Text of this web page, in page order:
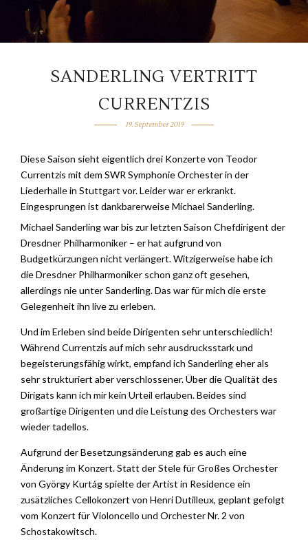
SANDERLING VERTRITT
CURRENTZIS
19. September 2019
Diese Saison sieht eigentlich drei Konzerte von Teodor
Currentzis mit dem SWR Symphonie Orchester in der
Liederhalle in Stuttgart vor. Leider war er erkrankt.
Eingesprungen ist dankbarerweise Michael Sanderling.
Michael Sanderling war bis zur letzten Saison Chefdirigent der
Dresdner Philharmoniker – er hat aufgrund von
Budgetkürzungen nicht verlängert. Witzigerweise habe ich
die Dresdner Philharmoniker schon ganz oft gesehen,
allerdings nie unter Sanderling. Das war für mich die erste
Gelegenheit ihn live zu erleben.
Und im Erleben sind beide Dirigenten sehr unterschiedlich!
Während Currentzis auf mich sehr ausdrucksstark und
begeisterungsfähig wirkt, empfand ich Sanderling eher als
sehr strukturiert aber verschlossener. Über die Qualität des
Dirigats kann ich mir kein Urteil erlauben. Beides sind
großartige Dirigenten und die Leistung des Orchesters war
wieder tadellos.
Aufgrund der Besetzungsänderung gab es auch eine
Änderung im Konzert. Statt der Stele für Großes Orchester
von György Kurtág spielte der Artist in Residence ein
zusätzliches Cellokonzert von Henri Dutilleux, geplant gefolgt
vom Konzert für Violoncello und Orchester Nr. 2 von
Schostakowitsch.